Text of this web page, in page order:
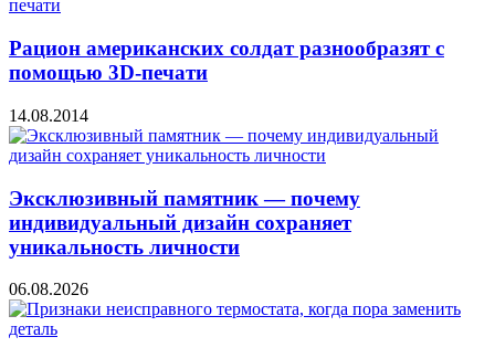
Рацион американских солдат разнообразят с
помощью 3D-печати
14.08.2014
Эксклюзивный памятник — почему
индивидуальный дизайн сохраняет
уникальность личности
06.08.2026